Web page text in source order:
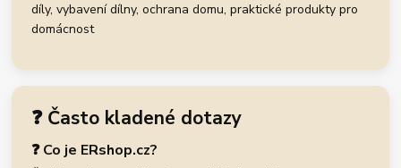
díly, vybavení dílny, ochrana domu, praktické produkty pro
domácnost
❓ Často kladené dotazy
❓ Co je ERshop.cz?